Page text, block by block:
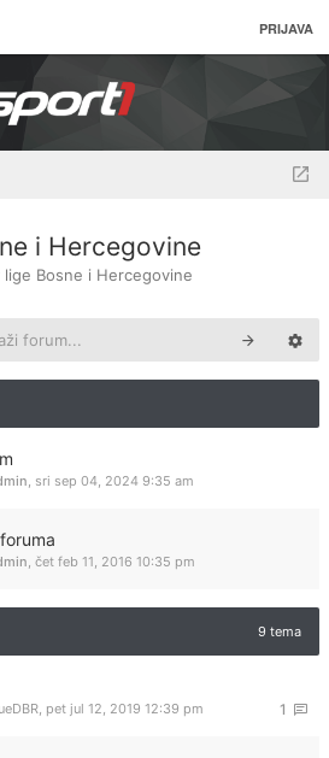
PRIJAVA
i Hercegovine
Bosne i Hercegovine
, sri sep 04, 2024 9:35 am
, čet feb 11, 2016 10:35 pm
9 tema
1
, pet jul 12, 2019 12:39 pm